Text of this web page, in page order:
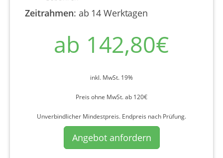
Zeitrahmen: ab 14 Werktagen
ab 142,80€
inkl. MwSt. 19%
Preis ohne MwSt. ab 120€
Unverbindlicher Mindestpreis. Endpreis nach Prüfung.
Angebot anfordern